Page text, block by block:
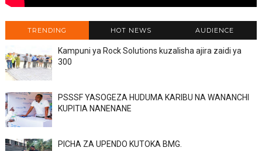
TRENDING HOT NEWS AUDIENCE
Kampuni ya Rock Solutions kuzalisha ajira zaidi ya
300
PSSSF YASOGEZA HUDUMA KARIBU NA WANANCHI
KUPITIA NANENANE
PICHA ZA UPENDO KUTOKA BMG.